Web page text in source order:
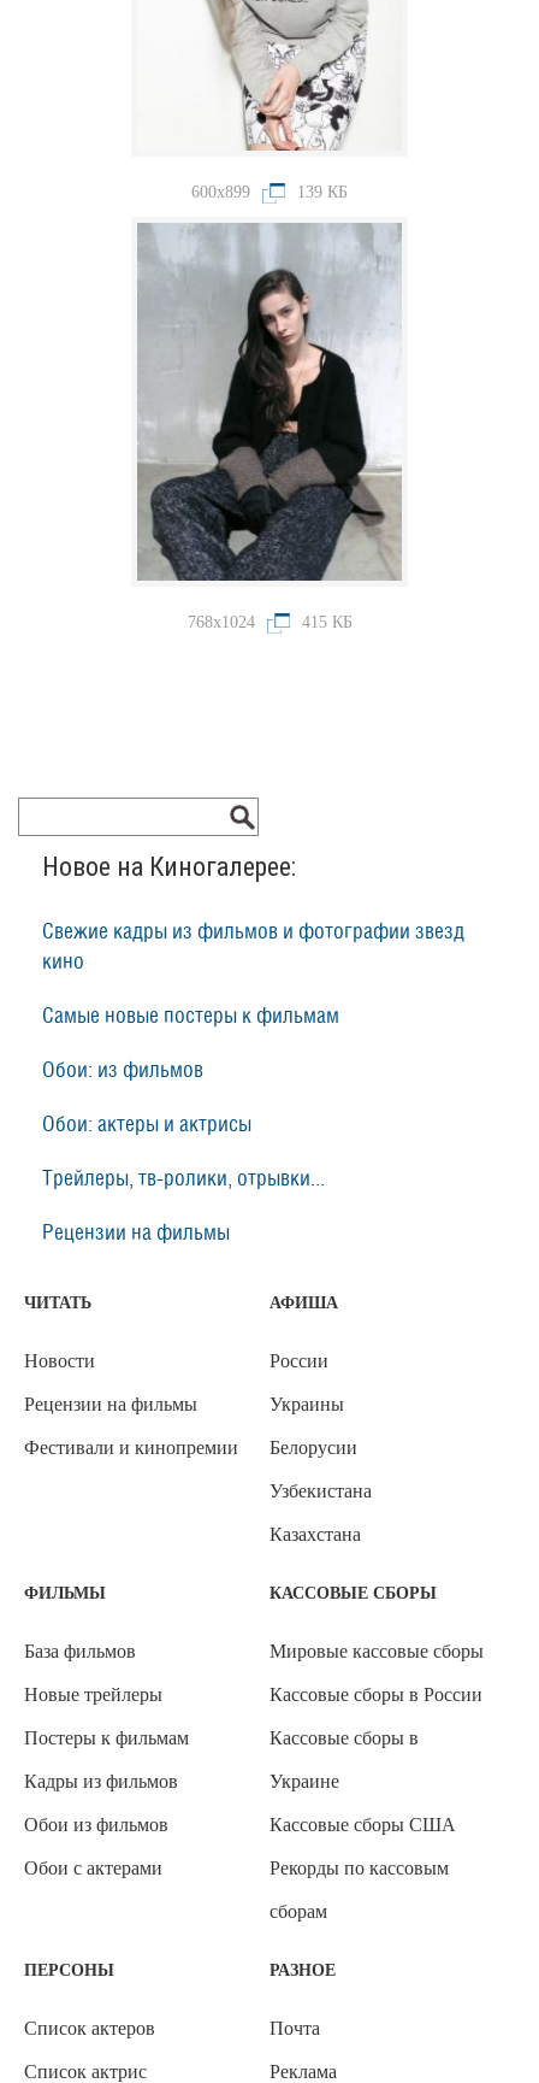
600x899 139 КБ
768x1024 415 КБ
Новое на Киногалерее:
Свежие кадры из фильмов и фотографии звезд
кино
Самые новые постеры к фильмам
Обои: из фильмов
Обои: актеры и актрисы
Трейлеры, тв-ролики, отрывки...
Рецензии на фильмы
ЧИТАТЬ
Новости
Рецензии на фильмы
Фестивали и кинопремии
АФИША
России
Украины
Белорусии
Узбекистана
Казахстана
ФИЛЬМЫ
База фильмов
Новые трейлеры
Постеры к фильмам
Кадры из фильмов
Обои из фильмов
Обои с актерами
КАССОВЫЕ СБОРЫ
Мировые кассовые сборы
Кассовые сборы в России
Кассовые сборы в
Украине
Кассовые сборы США
Рекорды по кассовым
сборам
ПЕРСОНЫ
Список актеров
Список актрис
РАЗНОЕ
Почта
Реклама